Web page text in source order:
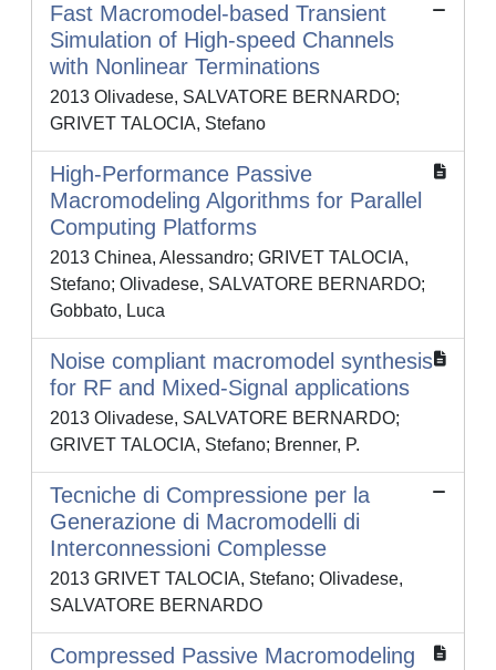
Fast Macromodel-based Transient
Simulation of High-speed Channels
with Nonlinear Terminations
2013 Olivadese, SALVATORE BERNARDO;
GRIVET TALOCIA, Stefano
High-Performance Passive
Macromodeling Algorithms for Parallel
Computing Platforms
2013 Chinea, Alessandro; GRIVET TALOCIA,
Stefano; Olivadese, SALVATORE BERNARDO;
Gobbato, Luca
Noise compliant macromodel synthesis
for RF and Mixed-Signal applications
2013 Olivadese, SALVATORE BERNARDO;
GRIVET TALOCIA, Stefano; Brenner, P.
Tecniche di Compressione per la
Generazione di Macromodelli di
Interconnessioni Complesse
2013 GRIVET TALOCIA, Stefano; Olivadese,
SALVATORE BERNARDO
Compressed Passive Macromodeling